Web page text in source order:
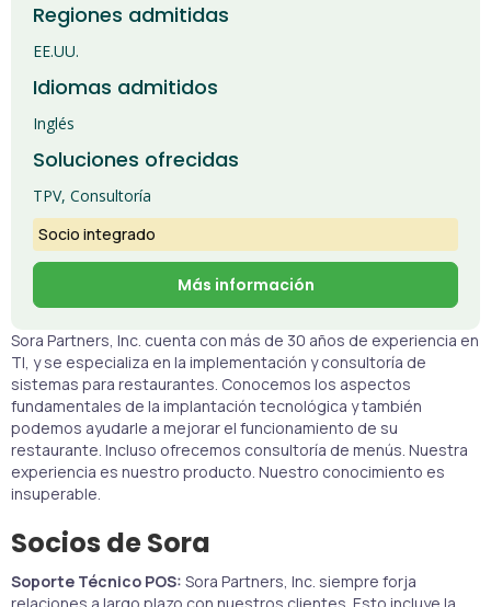
Sora Partners, Inc. cuenta con más de 30 años de experiencia en
TI, y se especializa en la implementación y consultoría de
sistemas para restaurantes. Conocemos los aspectos
fundamentales de la implantación tecnológica y también
podemos ayudarle a mejorar el funcionamiento de su
restaurante. Incluso ofrecemos consultoría de menús. Nuestra
experiencia es nuestro producto. Nuestro conocimiento es
insuperable.
Socios de Sora
Soporte Técnico POS: Sora Partners, Inc. siempre forja
Regiones admitidas
EE.UU.
Idiomas admitidos
Inglés
Soluciones ofrecidas
TPV, Consultoría
Socio integrado
Más información